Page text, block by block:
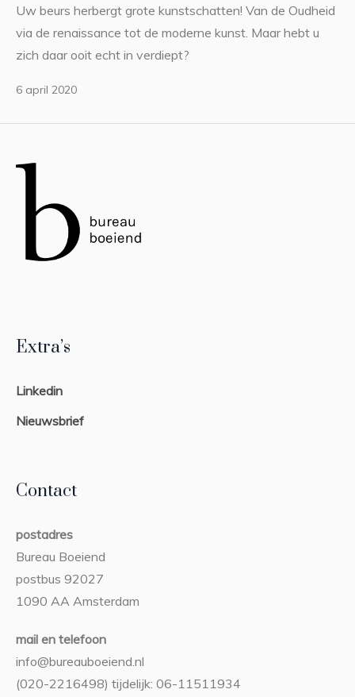
Uw beurs herbergt grote kunstschatten! Van de Oudheid
via de renaissance tot de moderne kunst. Maar hebt u
zich daar ooit echt in verdiept?
6 april 2020
Extra’s
Linkedin
Nieuwsbrief
Contact
postadres
Bureau Boeiend
postbus 92027
1090 AA Amsterdam
mail en telefoon
info@bureauboeiend.nl
(020-2216498) tijdelijk: 06-11511934